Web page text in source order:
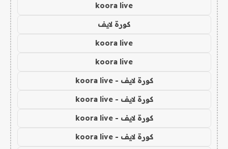
koora live
كورة لايف
koora live
koora live
كورة لايف - koora live
كورة لايف - koora live
كورة لايف - koora live
كورة لايف - koora live